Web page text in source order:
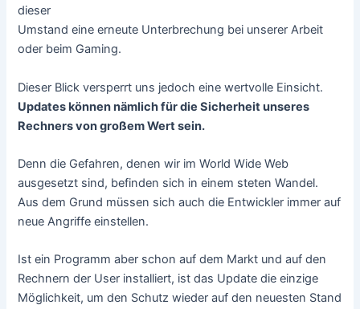
dieser
Umstand eine erneute Unterbrechung bei unserer Arbeit
oder beim Gaming.
Dieser Blick versperrt uns jedoch eine wertvolle Einsicht.
Updates können nämlich für die Sicherheit unseres
Rechners von großem Wert sein.
Denn die Gefahren, denen wir im World Wide Web
ausgesetzt sind, befinden sich in einem steten Wandel.
Aus dem Grund müssen sich auch die Entwickler immer auf
neue Angriffe einstellen.
Ist ein Programm aber schon auf dem Markt und auf den
Rechnern der User installiert, ist das Update die einzige
Möglichkeit, um den Schutz wieder auf den neuesten Stand